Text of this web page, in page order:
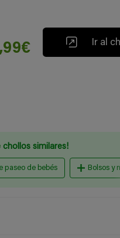
Ir al
chollos similares!
paseo de bebés Bolsos y